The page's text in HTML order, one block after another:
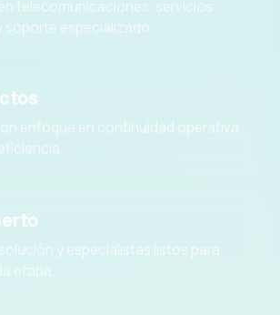
telecomunicaciones, servicios
soporte especializado.
enfoque en continuidad operativa,
y especialistas listos para
etapa.